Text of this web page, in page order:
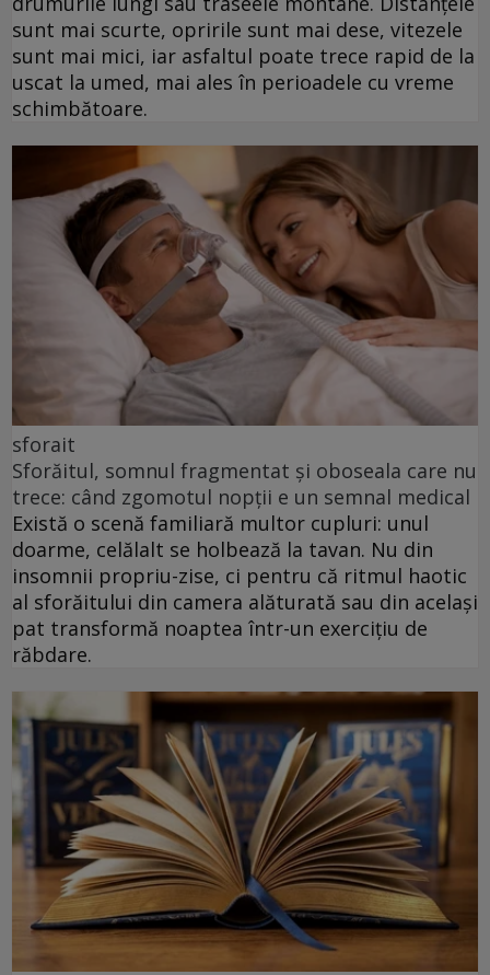
sunt mai scurte, opririle sunt mai dese, vitezele
sunt mai mici, iar asfaltul poate trece rapid de la
uscat la umed, mai ales în perioadele cu vreme
schimbătoare.
sforait
Sforăitul, somnul fragmentat și oboseala care nu
trece: când zgomotul nopții e un semnal medical
Există o scenă familiară multor cupluri: unul
doarme, celălalt se holbează la tavan. Nu din
insomnii propriu-zise, ci pentru că ritmul haotic
al sforăitului din camera alăturată sau din același
pat transformă noaptea într-un exercițiu de
răbdare.